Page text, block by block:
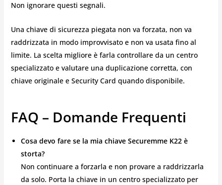
Non ignorare questi segnali.
Una chiave di sicurezza piegata non va forzata, non va
raddrizzata in modo improvvisato e non va usata fino al
limite. La scelta migliore è farla controllare da un centro
specializzato e valutare una duplicazione corretta, con
chiave originale e Security Card quando disponibile.
FAQ – Domande Frequenti
Cosa devo fare se la mia chiave Securemme K22 è
storta?
Non continuare a forzarla e non provare a raddrizzarla
da solo. Porta la chiave in un centro specializzato per